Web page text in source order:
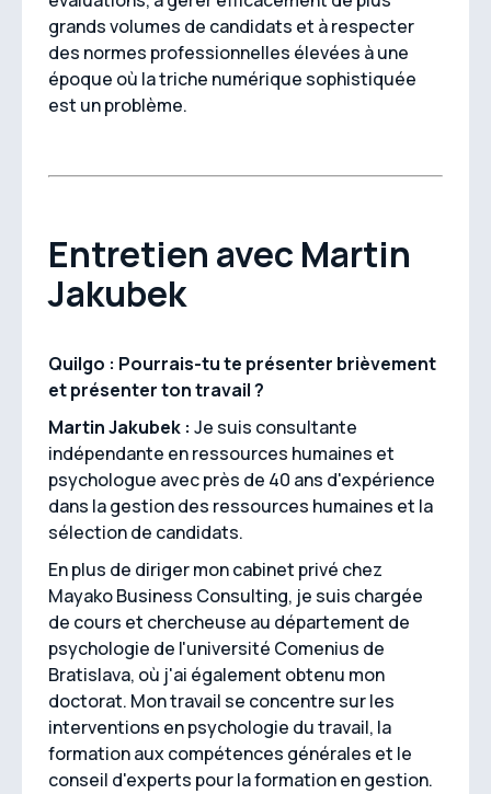
grands volumes de candidats et à respecter
des normes professionnelles élevées à une
époque où la triche numérique sophistiquée
est un problème.
Entretien avec Martin
Jakubek
Quilgo : Pourrais-tu te présenter brièvement
et présenter ton travail ?
Martin Jakubek : Je suis consultante
indépendante en ressources humaines et
psychologue avec près de 40 ans d'expérience
dans la gestion des ressources humaines et la
sélection de candidats.
En plus de diriger mon cabinet privé chez
Mayako Business Consulting, je suis chargée
de cours et chercheuse au département de
psychologie de l'université Comenius de
Bratislava, où j'ai également obtenu mon
doctorat. Mon travail se concentre sur les
interventions en psychologie du travail, la
formation aux compétences générales et le
conseil d'experts pour la formation en gestion.